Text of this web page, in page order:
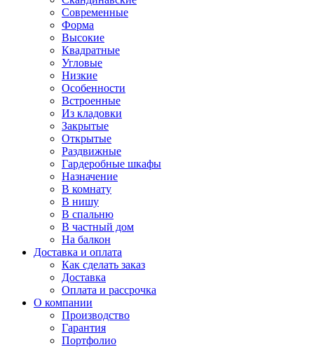
Современные
Форма
Высокие
Квадратные
Угловые
Низкие
Особенности
Встроенные
Из кладовки
Закрытые
Открытые
Раздвижные
Гардеробные шкафы
Назначение
В комнату
В нишу
В спальню
В частный дом
На балкон
Доставка и оплата
Как сделать заказ
Доставка
Оплата и рассрочка
О компании
Производство
Гарантия
Портфолио